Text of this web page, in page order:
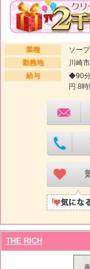
業種
ソー
勤務地
川崎
給与
◆90
円 8
THE RICH